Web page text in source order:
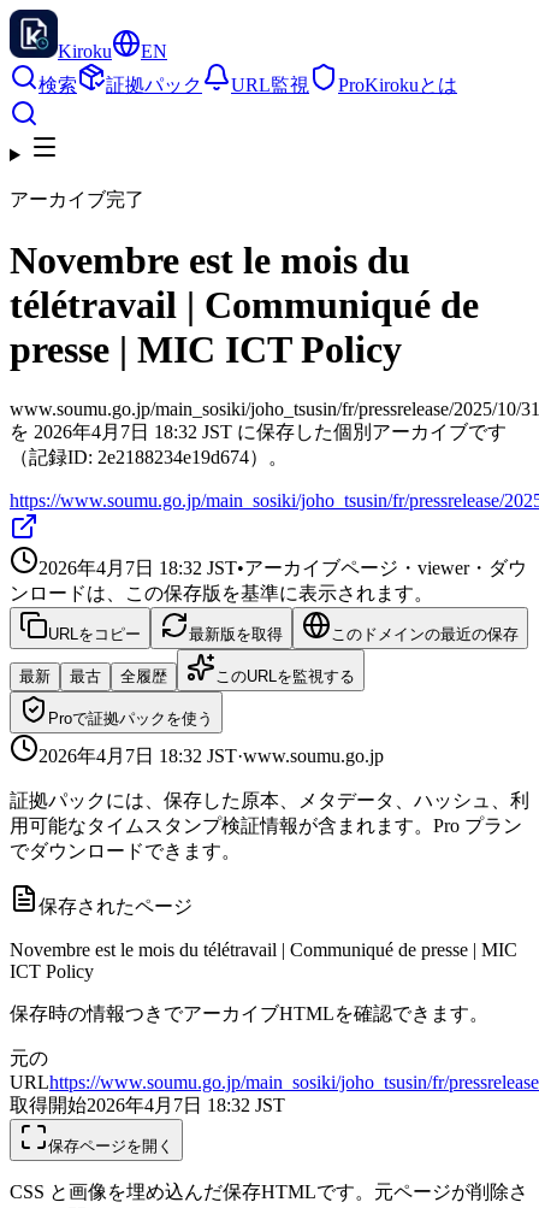
Kiroku
EN
検索
証拠パック URL監視 ProKirokuとは
アーカイブ完了
Novembre est le mois du
télétravail | Communiqué de
presse | MIC ICT Policy
www.soumu.go.jp/main_sosiki/joho_tsusin/fr/pressrelease/2025/10/
を 2026年4月7日 18:32 JST に保存した個別アーカイブです
（記録ID: 2e2188234e19d674）。
https://www.soumu.go.jp/main_sosiki/joho_tsusin/fr/pressrelease/
2026年4月7日 18:32 JST•アーカイブページ・viewer・ダウ
ンロードは、この保存版を基準に表示されます。
URLをコピー 最新版を取得 このドメインの最近の保存
最新 最古 全履歴 このURLを監視する
Proで証拠パックを使う
2026年4月7日 18:32 JST·www.soumu.go.jp
証拠パックには、保存した原本、メタデータ、ハッシュ、利
用可能なタイムスタンプ検証情報が含まれます。Pro プラン
でダウンロードできます。
保存されたページ
Novembre est le mois du télétravail | Communiqué de presse | MIC
ICT Policy
保存時の情報つきでアーカイブHTMLを確認できます。
元の
URLhttps://www.soumu.go.jp/main_sosiki/joho_tsusin/fr/
取得開始2026年4月7日 18:32 JST
保存ページを開く
CSS と画像を埋め込んだ保存HTMLです。元ページが削除さ